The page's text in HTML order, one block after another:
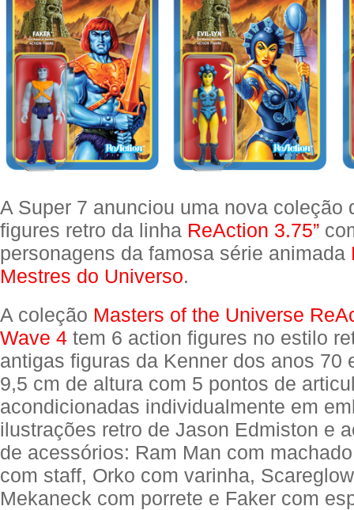
A Super 7 anunciou uma nova coleção
figures retro da linha ReAction 3.75”
personagens da famosa série animada
Mestres do Universo.
A coleção Masters of the Universe
Wave 4 tem 6 action figures no estilo
antigas figuras da Kenner dos anos 70
9,5 cm de altura com 5 pontos de
acondicionadas individualmente em
ilustrações retro de Jason Edmiston e
de acessórios: Ram Man com
com staff, Orko com varinha,
Mekaneck com porrete e Faker com